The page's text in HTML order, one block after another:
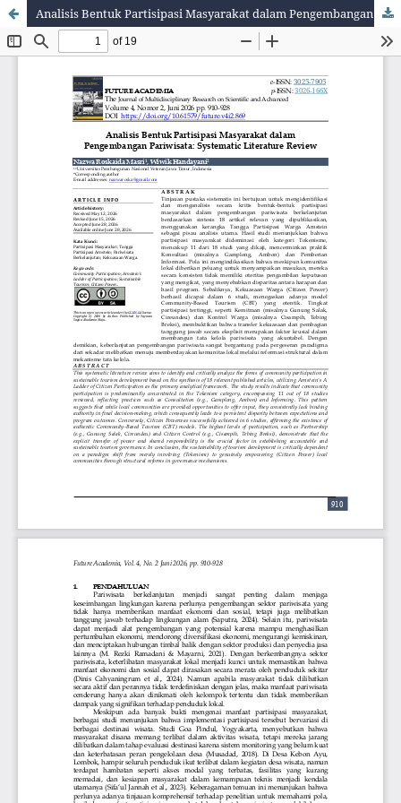
Analisis Bentuk Partisipasi Masyarakat dalam Pengembangan Pariwisata: Systematic Literature Review